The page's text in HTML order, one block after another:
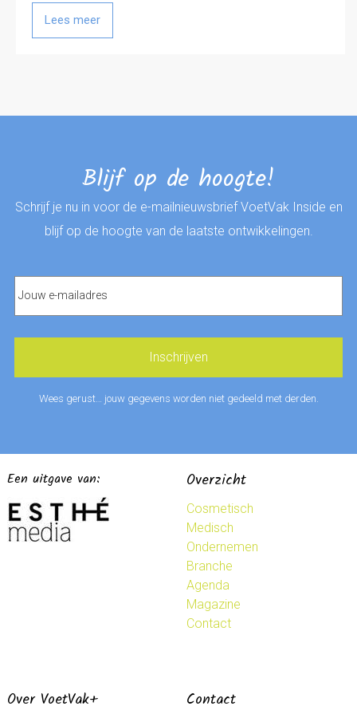
Lees meer
Blijf op de hoogte!
Schrijf je nu in voor de e-mailnieuwsbrief VoetVak Inside en
blijf op de hoogte van de laatste ontwikkelingen.
Wees gerust… jouw gegevens worden niet gedeeld met derden.
Een uitgave van: Overzicht
Cosmetisch
Medisch
Ondernemen
Branche
Agenda
Magazine
Contact
Over VoetVak+ Contact